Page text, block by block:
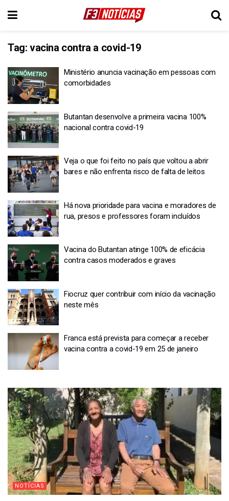
Tag: vacina contra a covid-19
Ministério anuncia vacinação em pessoas com
comorbidades
Butantan desenvolve a primeira vacina 100%
nacional contra covid-19
Veja o que foi feito no país que voltou a abrir
bares e não enfrenta risco de falta de leitos
Há nova prioridade para vacina e moradores de
rua, presos e professores foram incluídos
Vacina do Butantan atinge 100% de eficácia
contra casos moderados e graves
Fiocruz quer contribuir com início da vacinação
neste mês
Franca está prevista para começar a receber
vacina contra a covid-19 em 25 de janeiro
NOTÍCIAS